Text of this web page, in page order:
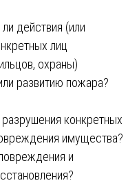
действия (или
лиц
охраны)
развитию пожара?
конкретных
имущества?
и